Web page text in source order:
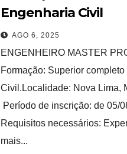
Engenharia Civil
AGO 6, 2025
ENGENHEIRO MASTER
Formação: Superior
Civil.Localidade: Nova Lima,
Período de inscrição: de 05/
Requisitos necessários:
mais...